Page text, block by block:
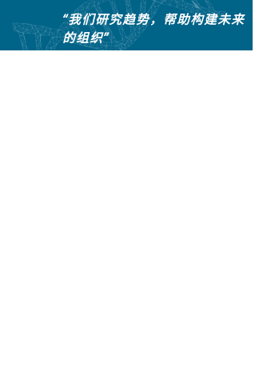
“我们研究趋势，帮助构建未来
的组织”